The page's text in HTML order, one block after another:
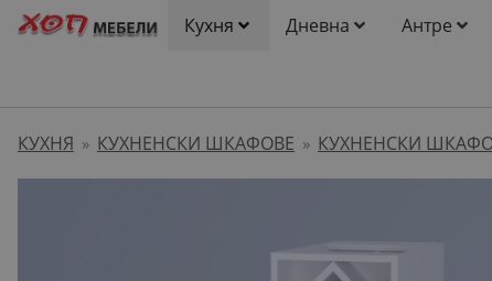
Кухня Дневна Антре
КУХНЯ » КУХНЕНСКИ ШКАФОВЕ » КУХНЕНСКИ